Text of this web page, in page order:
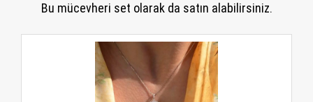
Bu mücevheri set olarak da satın alabilirsiniz.